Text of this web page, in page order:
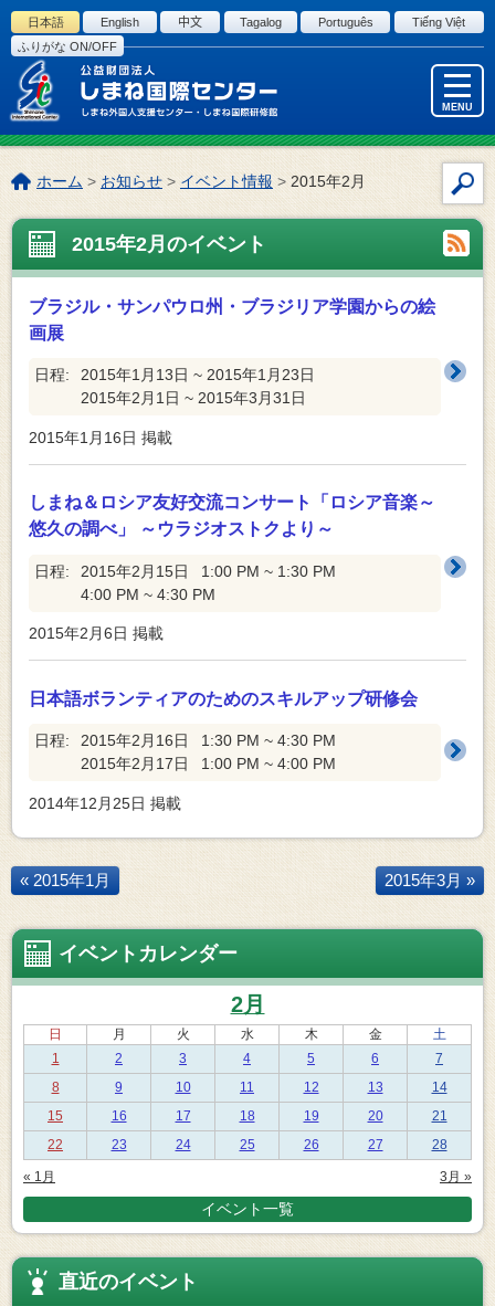
このページの本文へ
日本語 English 中文 Tagalog Português
Tiếng Việt
ふりがな ON/OFF
MENU
イ
ト
内
こ
の
ペ
ジ
置:
ホーム> お知らせ> イベント情報 >2015年2月
2015年2月のイベント
ブラジル・サンパウロ州・ブラジリア学園からの絵
画展
日程:
2015年1月13日 ~ 2015年1月23日
2015年2月1日 ~ 2015年3月31日
2015年1月16日 掲載
しまね＆ロシア友好交流コンサート「ロシア音楽～
悠久の調べ」 ～ウラジオストクより～
日程: 2015年2月15日
1:00 PM ~ 1:30 PM
4:00 PM ~ 4:30 PM
2015年2月6日 掲載
日本語ボランティアのためのスキルアップ研修会
日程: 2015年2月16日
1:30 PM ~ 4:30 PM
2015年2月17日
1:00 PM ~ 4:00 PM
2014年12月25日 掲載
« 2015年1月 2015年3月 »
イベントカレンダー
2月
日 月 火 水 木 金
土
1
2 3 4 5 6
7
8
9 10 11 12 13
14
15
16 17 18 19 20
21
22
23 24 25 26 27 28
« 1月 3月 »
イベント一覧
直近のイベント